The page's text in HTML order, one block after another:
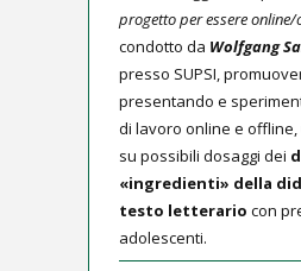
progetto per essere online/
condotto da Wolfgang
presso SUPSI,
presentando e
di lavoro online e
su possibili dosaggi dei
«ingredienti» della
testo letterario con
adolescenti.